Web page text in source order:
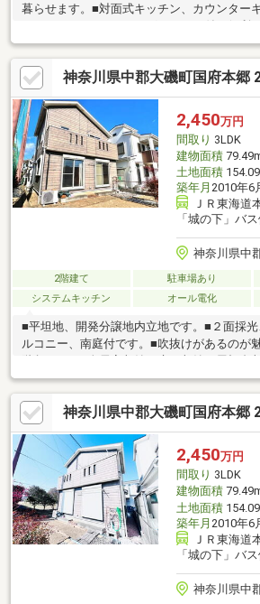
暮らせます。■対面式キッチン、カウンター
浴室に窓、浴室暖房付でバスタイムを快適
ル電化で地球にやさしいエコ生活。■駐車２
イフ。■ＴＶモニタ付インターホン、ダブル
客様一人一人に合わせたライフプランのご提
ます。資金計画、住宅ローン等についてもお
い。お問い合わせ、お待ちしております。
神奈川県中郡大磯町国府本郷
2,450万円
間取り 3LDK
建物面積
土地面積
築年月 2010年6
ＪＲ東海道
「城の下」バ
神奈川県中
2階建て 駐車場あり
システムキッチン
オール電化
■平坦地、開発分譲地内立地です。■２面採
ルコニー、南庭付です。■吹抜けがあるのが
でスッキリ暮らせます。■対面式キッチン、
で使いやすいです。■ＩＨクッキングヒータ
室乾燥機、浴室に窓、浴室暖房付でバスタイ
す。■オール電化で地球にやさしいエコ生活
快適なカーライフ。■ＴＶモニタ付インター
ドアで安心です。■即入居可。資金計画、住
もお気軽にご相談ください。
神奈川県中郡大磯町国府本郷
2,450万円
間取り 3LDK
建物面積
土地面積
築年月 2010年6
ＪＲ東海道
「城の下」バ
神奈川県中